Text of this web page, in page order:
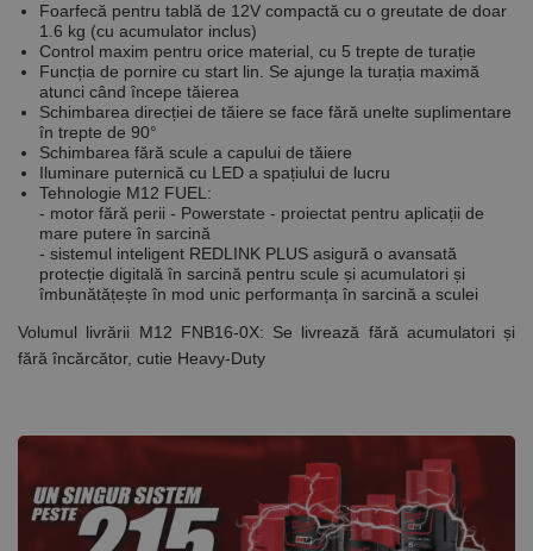
Foarfecă pentru tablă de 12V compactă cu o greutate de doar
1.6 kg (cu acumulator inclus)
Control maxim pentru orice material, cu 5 trepte de turație
Funcția de pornire cu start lin. Se ajunge la turația maximă
atunci când începe tăierea
Schimbarea direcției de tăiere se face fără unelte suplimentare
în trepte de 90°
Schimbarea fără scule a capului de tăiere
Iluminare puternică cu LED a spațiului de lucru
Tehnologie M12 FUEL :
- motor fără perii - Powerstate - proiectat pentru aplicații de
mare putere în sarcină
- sistemul inteligent REDLINK PLUS asigură o avansată
protecție digitală în sarcină pentru scule și acumulatori și
îmbunătățește în mod unic performanța în sarcină a sculei
Volumul livrării M12 FNB16-0X: Se livrează fără acumulatori și
fără încărcător, cutie Heavy-Duty